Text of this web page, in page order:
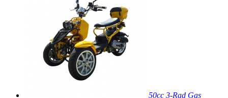
50cc 3-Rad Gas